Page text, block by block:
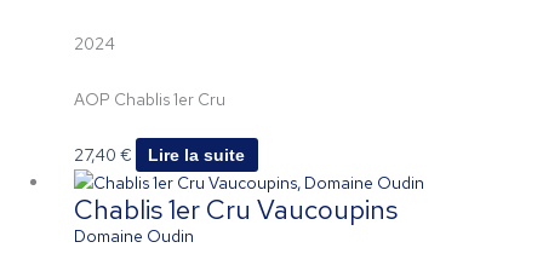
2024
AOP Chablis 1er Cru
27,40€ Lire la suite
Chablis 1er Cru Vaucoupins
Domaine Oudin